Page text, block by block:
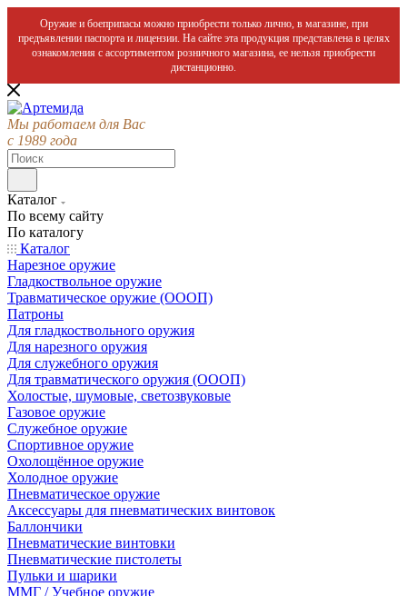
Оружие и боеприпасы можно приобрести только лично, в магазине, при
предъявлении паспорта и лицензии. На сайте эта продукция представлена в целях
ознакомления с ассортиментом розничного магазина, ее нельзя приобрести
дистанционно.
Мы работаем для Вас
с 1989 года
Каталог
По всему сайту
По каталогу
Каталог
Нарезное оружие
Гладкоствольное оружие
Травматическое оружие (ОООП)
Патроны
Для гладкоствольного оружия
Для нарезного оружия
Для служебного оружия
Для травматического оружия (ОООП)
Холостые, шумовые, светозвуковые
Газовое оружие
Служебное оружие
Спортивное оружие
Охолощённое оружие
Холодное оружие
Пневматическое оружие
Аксессуары для пневматических винтовок
Баллончики
Пневматические винтовки
Пневматические пистолеты
Пульки и шарики
ММГ / Учебное оружие